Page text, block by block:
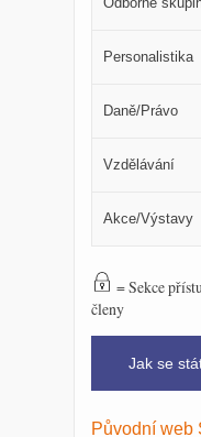
Personalistika
Daně/Právo
Vzdělávání
Akce/Výstavy
= Sekce
členy
Jak se
Původní web